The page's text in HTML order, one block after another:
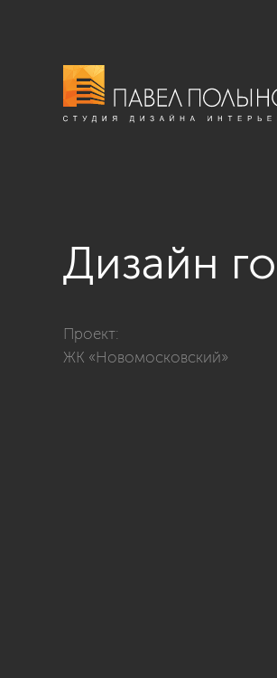
Дизайн
Проект:
ЖК «Новомосковский»